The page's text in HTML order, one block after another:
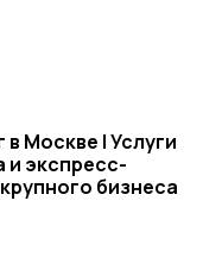
в Москве | Услуги
и экспресс-
бизнеса